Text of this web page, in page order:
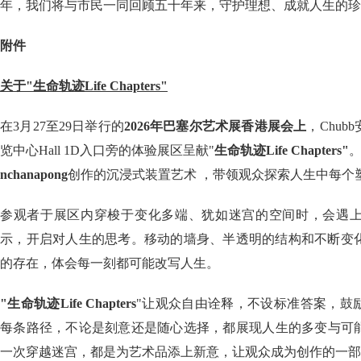
年，我们将与市民一同回顾五十年来，守护理想、成就人生的
附件
关于"生命轨迹Life Chapters"
在3月27至29日举行的2026年巴塞尔艺术展香港展会上 ，
览中心Hall 1D入口旁的体验展区呈献"生命轨迹Life Chapters"
nchanapong创作的沉浸式装置艺术 ，带领观众探索人生中每个
参观者于展区内穿梭于变化多端、犹如迷宫的空间时，会遇
示，开启对人生的思考。移动的墙身、半透明的结构和不断变
的存在，体会每一刻都可能改写人生。
"生命轨迹Life Chapters"让观众自由诠释，不设标准答案，鼓
每条路径，不论是刻意还是随心选择，都展现人生的多变与
一次穿越迷宫，都是为艺术品添上新意，让观众成为创作的一